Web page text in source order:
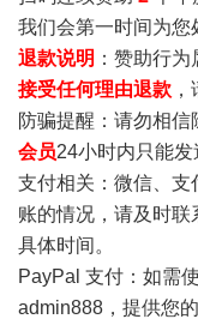
我们会第一时间为您
退款说明 ：赞助行
接受任何理由退款
防骗提醒：请勿相信
会员24小时内只能发
支付相关：微信、支
账的情况，请及时
具体时间。
PayPal 支付：如需
admin888，提供您